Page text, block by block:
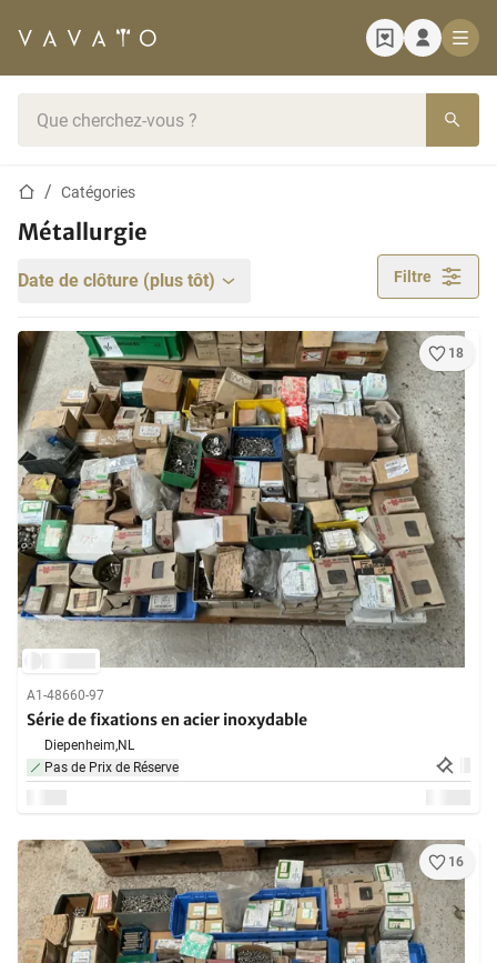
Page d'accueil
Catégories
Métallurgie
Date de clôture (plus tôt) Filtre
18
A1-48660-97
Série de fixations en acier inoxydable
Diepenheim,NL
Pas de Prix de Réserve
16